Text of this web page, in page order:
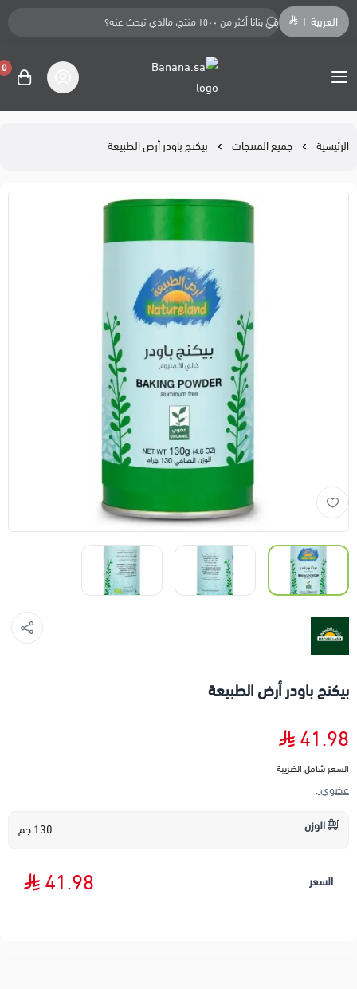
العربية
Banana.sa
0
الرئيسية جميع المنتجات بيكنج باودر أرض الطبيعة
بيكنج باودر أرض الطبيعة
41.98
السعر شامل الضريبة
عضوي ,
الوزن 130 جم
السعر 41.98